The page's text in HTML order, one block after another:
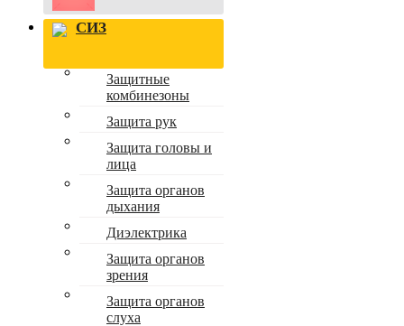
СИЗ
Защитные
комбинезоны
Защита рук
Защита головы и
лица
Защита органов
дыхания
Диэлектрика
Защита органов
зрения
Защита органов
слуха